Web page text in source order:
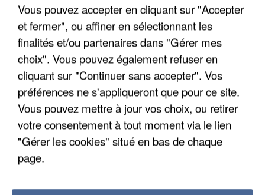
L’UN DES FONDATEURS SUPPOSÉS DE LA DZ
MAFIA INTERPELLÉ EN ALGÉRIE
Vous pouvez accepter en cliquant sur "Accepter
et fermer", ou affiner en sélectionnant les
finalités et/ou partenaires dans "Gérer mes
choix". Vous pouvez également refuser en
cliquant sur "Continuer sans accepter". Vos
préférences ne s'appliqueront que pour ce site.
Vous pouvez mettre à jour vos choix, ou retirer
votre consentement à tout moment via le lien
"Gérer les cookies" situé en bas de chaque
page.